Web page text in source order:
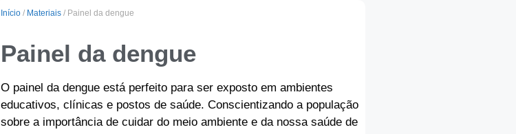
Início / Materiais / Painel da dengue
Painel da dengue
O painel da dengue está perfeito para ser exposto em ambientes
educativos, clínicas e postos de saúde. Conscientizando a população
sobre a importância de cuidar do meio ambiente e da nossa saúde de